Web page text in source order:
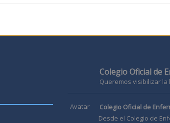
Colegio Oficial de
Queremos visibilizar la
Avatar Colegio Oficial de
Desde el Colegio de